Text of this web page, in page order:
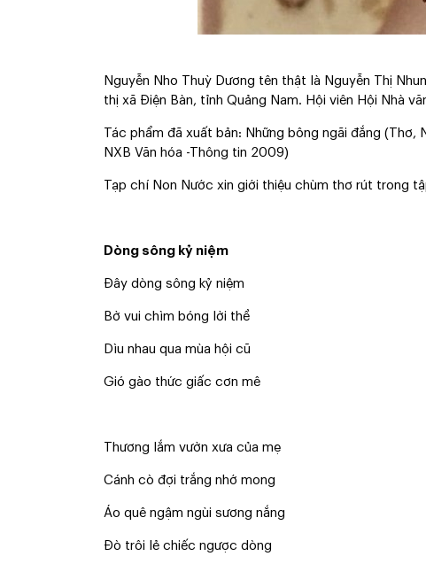
Nguyễn Nho Thuỳ Dương tên thật là Nguyễn Thị
thị xã Điện Bàn, tỉnh Quảng Nam. Hội viên Hội Nhà
Tác phẩm đã xuất bản: Những bông ngãi đắng
NXB Văn hóa -Thông tin 2009)
Tạp chí Non Nước xin giới thiệu chùm thơ rút trong
Dòng sông kỷ niệm
Đây dòng sông kỷ niệm
Bờ vui chìm bóng lời thề
Dìu nhau qua mùa hội cũ
Gió gào thức giấc cơn mê
Thương lắm vườn xưa của mẹ
Cánh cò đợi trắng nhớ mong
Áo quê ngậm ngùi sương nắng
Đò trôi lẻ chiếc ngược dòng